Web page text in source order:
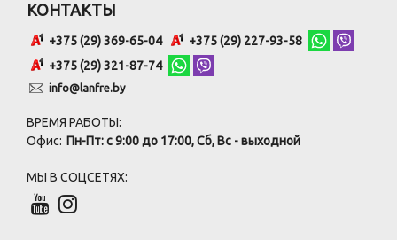
КОНТАКТЫ
+375 (29) 369-65-04
+375 (29) 227-93-58
+375 (29) 321-87-74
info@lanfre.by
ВРЕМЯ РАБОТЫ:
Офис: Пн-Пт: с 9:00 до 17:00, Сб, Вс - выходной
МЫ В СОЦСЕТЯХ: